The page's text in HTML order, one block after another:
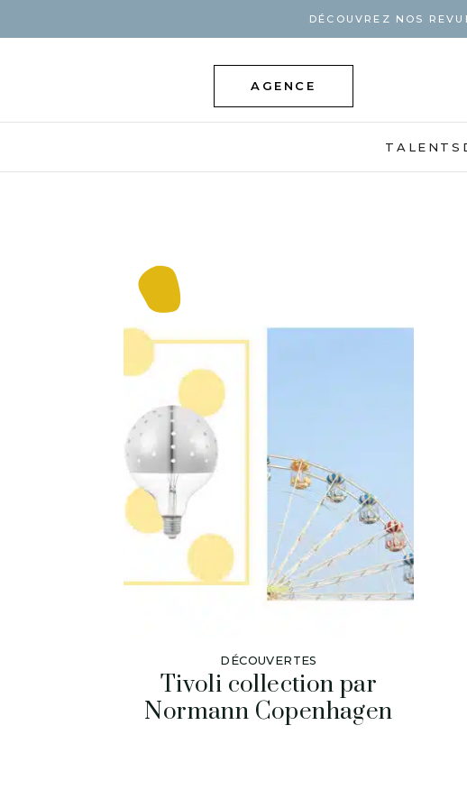
DÉCOUVREZ NOS
AGENCE
TALENTS
DÉCOUVERTES
Tivoli collection par
Normann Copenhagen